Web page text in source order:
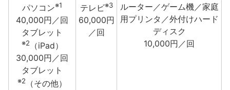
パソコン※1
40,000円／回
タブレット
※2
（iPad）
30,000円／回
タブレット
※2
（その他）
テレビ※3
60,000円
／回
ルーター／ゲーム機／家庭
用プリンタ／外付けハード
ディスク
10,000円／回